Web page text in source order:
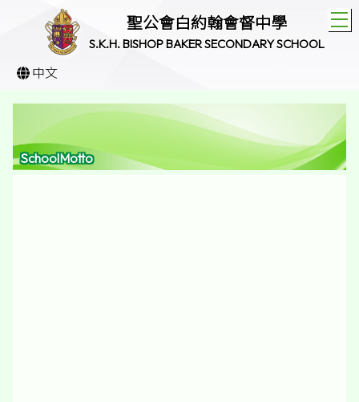
聖公會白約翰會督中學
S.K.H. BISHOP BAKER SECONDARY SCHOOL
中文
SchoolMotto